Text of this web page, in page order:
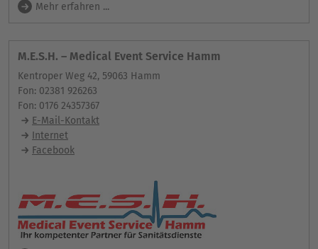
Mehr erfahren ...
M.E.S.H. – Medical Event Service Hamm
Kentroper Weg 42, 59063 Hamm
Fon: 02381 926263
Fon: 0176 24357367
E-Mail-Kontakt
Internet
Facebook